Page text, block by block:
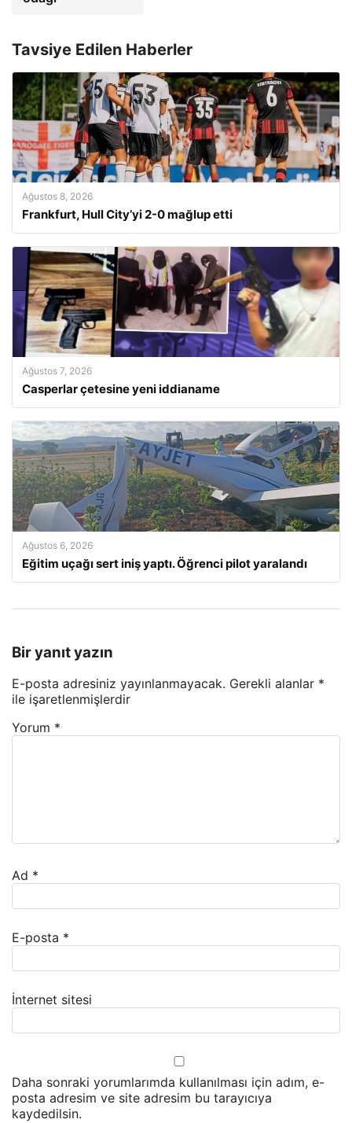
Tavsiye Edilen Haberler
Ağustos 8, 2026
Frankfurt, Hull City’yi 2-0 mağlup etti
Ağustos 7, 2026
Casperlar çetesine yeni iddianame
Ağustos 6, 2026
Eğitim uçağı sert iniş yaptı. Öğrenci pilot yaralandı
Bir yanıt yazın
E-posta adresiniz yayınlanmayacak. Gerekli alanlar *
ile işaretlenmişlerdir
Yorum *
Ad *
E-posta *
İnternet sitesi
Daha sonraki yorumlarımda kullanılması için adım, e-
posta adresim ve site adresim bu tarayıcıya
kaydedilsin.